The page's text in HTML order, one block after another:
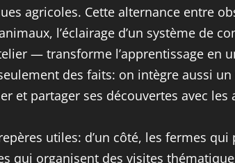
agricoles. Cette alternance entre
l’éclairage d’un système de
— transforme l’apprentissage en
des faits: on intègre aussi
et partager ses découvertes avec les
utiles: d’un côté, les fermes
qui organisent des visites